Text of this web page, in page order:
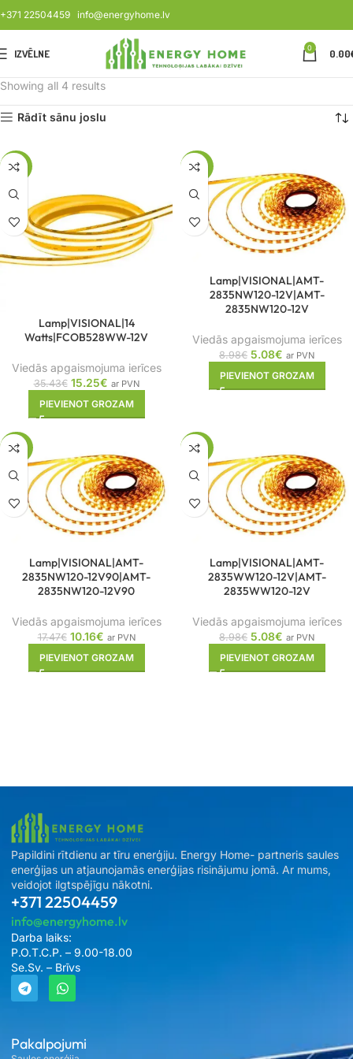
+371 22504459 info@energyhome.lv
IZVĒLNE 0 0.00
Showing all 4 results
Rādīt sānu joslu
-57%
Lamp|VISIONAL|14
Watts|FCOB528WW-12V
Viedās apgaismojuma ierīces
35.43€ 15.25€ ar PVN
PIEVIENOT GROZAM
-43%
Lamp|VISIONAL|AMT-
2835NW120-12V|AMT-
2835NW120-12V
Viedās apgaismojuma ierīces
8.98€ 5.08€ ar PVN
PIEVIENOT GROZAM
-42%
Lamp|VISIONAL|AMT-
2835NW120-12V90|AMT-
2835NW120-12V90
Viedās apgaismojuma ierīces
17.47€ 10.16€ ar PVN
PIEVIENOT GROZAM
-43%
Lamp|VISIONAL|AMT-
2835WW120-12V|AMT-
2835WW120-12V
Viedās apgaismojuma ierīces
8.98€ 5.08€ ar PVN
PIEVIENOT GROZAM
Pakalpojumi
Papildini rītdienu ar tīru enerģiju. Energy Home- partneris saules
enerģijas un atjaunojamās enerģijas risinājumu jomā. Ar mums,
veidojot ilgtspējīgu nākotni.
+371 22504459
info@energyhome.lv
Darba laiks:
P.O.T.C.P. – 9.00-18.00
Se.Sv. – Brīvs